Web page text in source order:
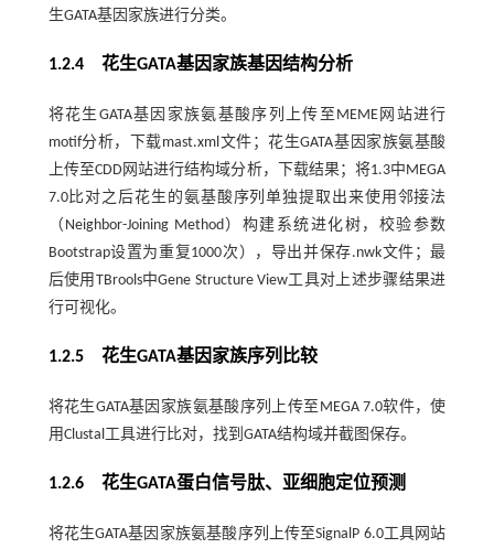
生GATA基因家族进行分类。
1.2.4 花生GATA基因家族基因结构分析
将花生GATA基因家族氨基酸序列上传至MEME网站进行
motif分析，下载mast.xml文件；花生GATA基因家族氨基酸
上传至CDD网站进行结构域分析，下载结果；将1.3中MEGA
7.0比对之后花生的氨基酸序列单独提取出来使用邻接法
（Neighbor-Joining Method）构建系统进化树，校验参数
Bootstrap设置为重复1000次），导出并保存.nwk文件；最
后使用TBrools中Gene Structure View工具对上述步骤结果进
行可视化。
1.2.5 花生GATA基因家族序列比较
将花生GATA基因家族氨基酸序列上传至MEGA 7.0软件，使
用Clustal工具进行比对，找到GATA结构域并截图保存。
1.2.6 花生GATA蛋白信号肽、亚细胞定位预测
将花生GATA基因家族氨基酸序列上传至SignalP 6.0工具网站